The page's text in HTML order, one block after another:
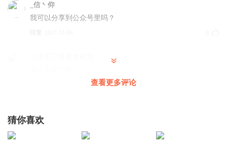
_信丶仰
我可以分享到公众号里吗？
回复
欢迎关注我
查看更多评论
猜你喜欢